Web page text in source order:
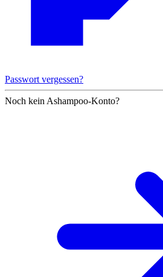
Passwort vergessen?
Noch kein Ashampoo-Konto?